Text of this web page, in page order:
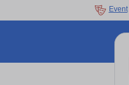
Event